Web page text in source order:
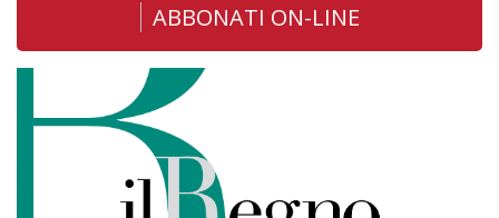
ABBONATI ON-LINE